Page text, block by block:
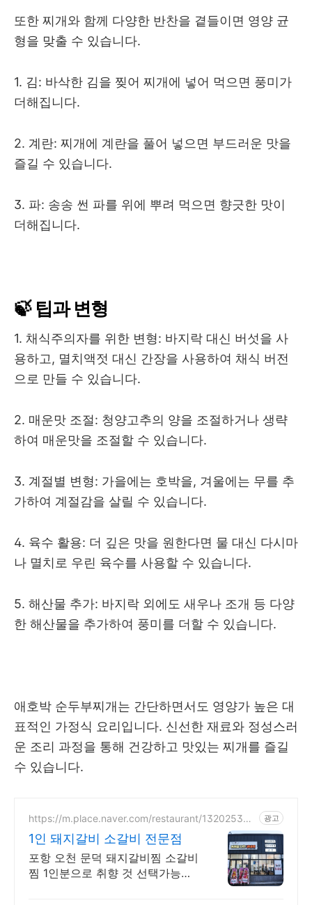
또한 찌개와 함께 다양한 반찬을 곁들이면 영양 균
형을 맞출 수 있습니다.
1. 김: 바삭한 김을 찢어 찌개에 넣어 먹으면 풍미가
더해집니다.
2. 계란: 찌개에 계란을 풀어 넣으면 부드러운 맛을
즐길 수 있습니다.
3. 파: 송송 썬 파를 위에 뿌려 먹으면 향긋한 맛이
더해집니다.
🍃 팁과 변형
1. 채식주의자를 위한 변형: 바지락 대신 버섯을 사
용하고, 멸치액젓 대신 간장을 사용하여 채식 버전
으로 만들 수 있습니다.
2. 매운맛 조절: 청양고추의 양을 조절하거나 생략
하여 매운맛을 조절할 수 있습니다.
3. 계절별 변형: 가을에는 호박을, 겨울에는 무를 추
가하여 계절감을 살릴 수 있습니다.
4. 육수 활용: 더 깊은 맛을 원한다면 물 대신 다시마
나 멸치로 우린 육수를 사용할 수 있습니다.
5. 해산물 추가: 바지락 외에도 새우나 조개 등 다양
한 해산물을 추가하여 풍미를 더할 수 있습니다.
애호박 순두부찌개는 간단하면서도 영양가 높은 대
표적인 가정식 요리입니다. 신선한 재료와 정성스러
운 조리 과정을 통해 건강하고 맛있는 찌개를 즐길
수 있습니다.
https://m.place.naver.com/restaurant/132025366
광고
1인 돼지갈비 소갈비 전문점
포항 오천 문덕 돼지갈비찜 소갈비
찜 1인분으로 취향 것 선택가능한